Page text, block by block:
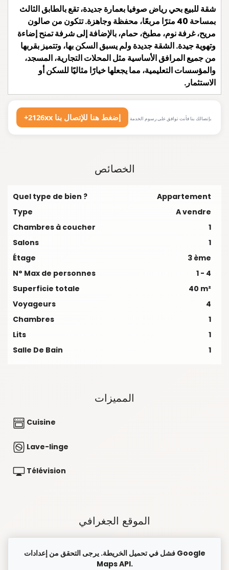
شقة للبيع بحي رياض صوفيا بعمارة جديدة، تقع بالطابق الثالث
بمساحة 40 مترًا مربعًا، محفظة وجاهزة. تتكون من صالون
مريح، غرفة نوم، مطبخ، حمام، بالإضافة إلى شرفة تمنح إضاءة
وتهوية جيدة. الشقة جديدة ولم يسبق السكن بها، وتتميز بقربها
من جميع المرافق الأساسية مثل المحلات التجارية، المسجد،
والمؤسسات التعليمية، مما يجعلها خيارًا مثاليًا للسكن أو
الاستثمار.
+2126xx إضغط هنا للإتصال بنا بإتصالك بنا فأنت توافق على رسوم الخدمة
الخصائص
Quel type de bien ?
Appartement
Type
A vendre
Chambres à coucher
1
Salons
1
Étage
3 ème
N° Max de personnes
1 - 4
Superficie totale
40 m²
Voyageurs
4
Chambres
1
Lits
1
Salle De Bain
1
المميزات
Cuisine
Lave-linge
Télévision
الموقع الجغرافي
فشل في تحميل الخريطة. يرجى التحقق من إعدادات Google
Maps API.